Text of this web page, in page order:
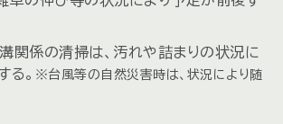
関係の清掃は、汚れや詰まりの状況に
る。 ※台風等の自然災害時は、状況により随